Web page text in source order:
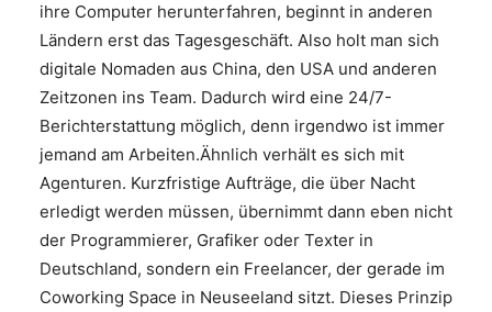
ihre Computer herunterfahren, beginnt in anderen
Ländern erst das Tagesgeschäft. Also holt man sich
digitale Nomaden aus China, den USA und anderen
Zeitzonen ins Team. Dadurch wird eine 24/7-
Berichterstattung möglich, denn irgendwo ist immer
jemand am Arbeiten.Ähnlich verhält es sich mit
Agenturen. Kurzfristige Aufträge, die über Nacht
erledigt werden müssen, übernimmt dann eben nicht
der Programmierer, Grafiker oder Texter in
Deutschland, sondern ein Freelancer, der gerade im
Coworking Space in Neuseeland sitzt. Dieses Prinzip